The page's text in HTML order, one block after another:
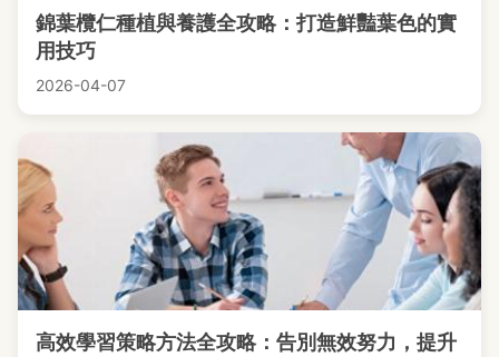
錦葉欖仁種植與養護全攻略：打造鮮豔葉色的實
用技巧
2026-04-07
高效學習策略方法全攻略：告別無效努力，提升